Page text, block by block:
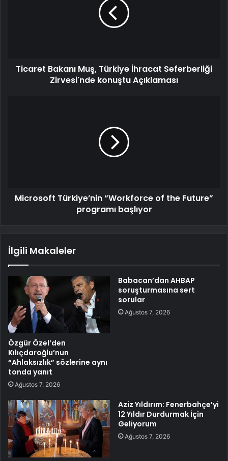
Ticaret Bakanı Muş, Türkiye İhracat Seferberliği
Zirvesi'nde konuştu Açıklaması
Microsoft Türkiye’nin “Workforce of the Future”
programı başlıyor
İlgili Makaleler
Özgür Özel’den
Kılıçdaroğlu’nun
“Ahlaksızlık” sözlerine aynı
tonda yanıt
Ağustos 7, 2026
Babacan’dan AHBAP
soruşturmasına sert
sorular
Ağustos 7, 2026
Aziz Yıldırım: Fenerbahçe’yi
12 Yıldır Durdurmak İçin
Geliyorum
Ağustos 7, 2026